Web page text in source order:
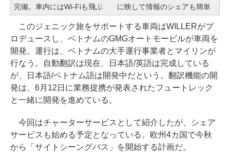
完備。車内にはWi-Fiも飛ぶ
に映して情報のシェアも簡単
このジェニック旅をサポートする車両はWILLERがプ
ロデュースし、ベトナムのGMGオートモービルが車両を
開発。運行は、ベトナムの大手運行事業者とマイリンが
行なう。自動翻訳は現在、日本語/英語は完成している
が、日本語/ベトナム語は開発中だという。翻訳機能の開
発は、6月12日に業務提携が発表されたフュートレック
と一緒に開発を進めている。
今回はチャーターサービスとして紹介したが、シェア
サービスも始める予定となっている。欧州4カ国で今秋
から「サイトシーングバス」を開始する計画だ。